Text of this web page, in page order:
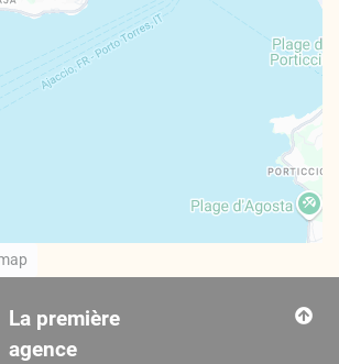
La première
agence